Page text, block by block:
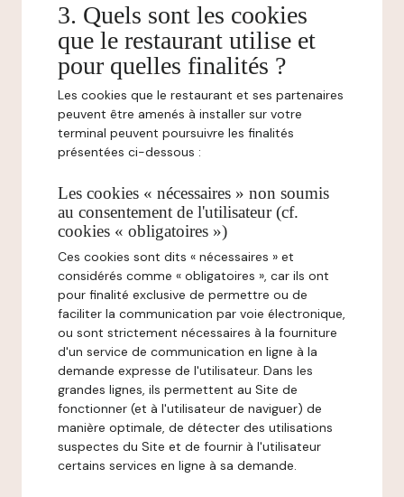
3. Quels sont les cookies
que le restaurant utilise et
pour quelles finalités ?
Les cookies que le restaurant et ses partenaires
peuvent être amenés à installer sur votre
terminal peuvent poursuivre les finalités
présentées ci-dessous :
Les cookies « nécessaires » non soumis
au consentement de l'utilisateur (cf.
cookies « obligatoires »)
Ces cookies sont dits « nécessaires » et
considérés comme « obligatoires », car ils ont
pour finalité exclusive de permettre ou de
faciliter la communication par voie électronique,
ou sont strictement nécessaires à la fourniture
d'un service de communication en ligne à la
demande expresse de l'utilisateur. Dans les
grandes lignes, ils permettent au Site de
fonctionner (et à l'utilisateur de naviguer) de
manière optimale, de détecter des utilisations
suspectes du Site et de fournir à l'utilisateur
certains services en ligne à sa demande.